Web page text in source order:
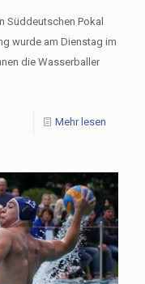
Süddeutschen Pokal
wurde am Dienstag im
die Wasserballer
Mehr lesen